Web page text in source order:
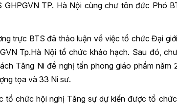
GHPGVN TP. Hà Nội cùng chư tôn đức Phó
trực BTS đã thảo luận về việc tổ chức Đại
Tp.Hà Nội tổ chức khảo hạch. Sau đó,
Tăng Ni đề nghị tấn phong giáo phẩm
tọa và 33 Ni sư.
tổ chức hội nghị Tăng sự dự kiến được tổ